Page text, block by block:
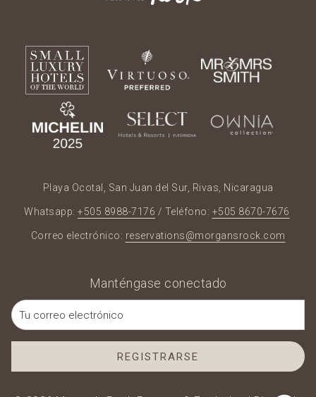
Playa Ocotal, San Juan del Sur, Rivas, Nicaragua
Whatsapp: +505 8988-7176 / Teléfono: +505 8670-7676
Correo electrónico: reservations@morgansrock.com
Manténgase conectado
REGISTRARSE